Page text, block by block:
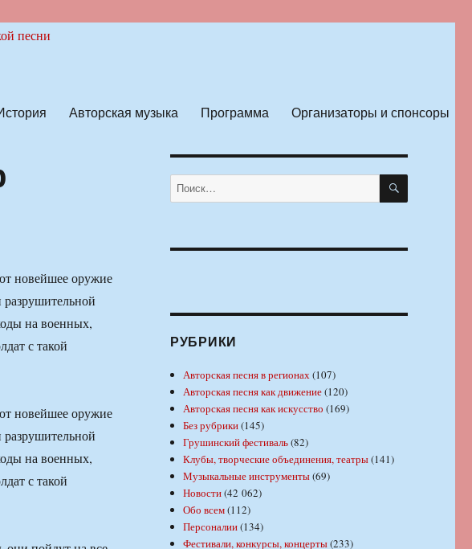
Авторская музыка Программа Организаторы и спонсоры
новейшее оружие
на военных,
с такой
новейшее оружие
на военных,
с такой
Искать: ПОИСК
РУБРИКИ
Авторская песня в регионах(107)
Авторская песня как движение(120)
Авторская песня как искусство (169)
Без рубрики(145)
Грушинский фестиваль(82)
Клубы, творческие объединения, театры(141)
Музыкальные инструменты(69)
Новости(42 062)
Обо всем(112)
Персоналии(134)
Фестивали, конкурсы, концерты(233)